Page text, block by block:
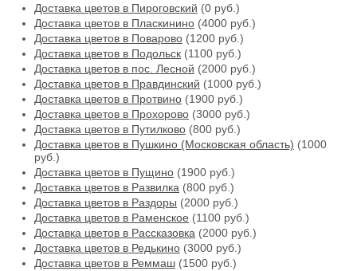
Доставка цветов в Пироговский (0 руб.)
Доставка цветов в Пласкинино (4000 руб.)
Доставка цветов в Поварово (1200 руб.)
Доставка цветов в Подольск (1100 руб.)
Доставка цветов в пос. Лесной (2000 руб.)
Доставка цветов в Правдинский (1000 руб.)
Доставка цветов в Протвино (1900 руб.)
Доставка цветов в Прохорово (3000 руб.)
Доставка цветов в Путилково (800 руб.)
Доставка цветов в Пушкино (Московская область) (1000
руб.)
Доставка цветов в Пущино (1900 руб.)
Доставка цветов в Развилка (800 руб.)
Доставка цветов в Раздоры (2000 руб.)
Доставка цветов в Раменское (1100 руб.)
Доставка цветов в Рассказовка (2000 руб.)
Доставка цветов в Редькино (3000 руб.)
Доставка цветов в Реммаш (1500 руб.)